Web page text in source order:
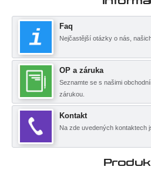
Faq
Nejčastější otázky o nás,
OP a záruka
Seznamte se s našimi
zárukou.
Kontakt
Na zde uvedených kontaktech